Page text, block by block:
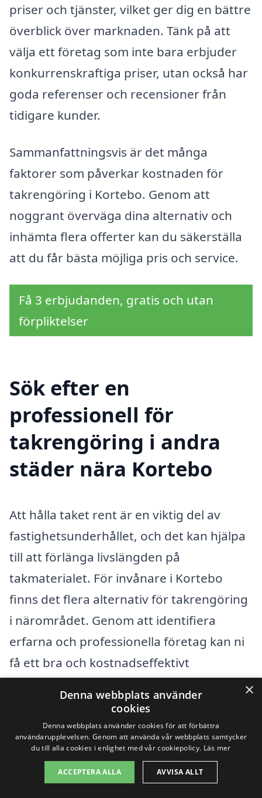
priser och tjänster, vilket ger dig en bättre
överblick över marknaden. Tänk på att
välja ett företag som inte bara erbjuder
konkurrenskraftiga priser, utan också har
goda referenser och recensioner från
tidigare kunder.
Sammanfattningsvis är det många
faktorer som påverkar kostnaden för
takrengöring i Kortebo. Genom att
noggrant överväga dina alternativ och
inhämta flera offerter kan du säkerställa
att du får bästa möjliga pris och service.
Få 3 erbjudanden, gratis och utan
förpliktelser
Sök efter en
professionell för
takrengöring i andra
städer nära Kortebo
Att hålla taket rent är en viktig del av
fastighetsunderhållet, och det kan hjälpa
till att förlänga livslängden på
takmaterialet. För invånare i Kortebo
finns det flera alternativ för takrengöring
i närområdet. Genom att identifiera
erfarna och professionella företag kan ni
få ett bra och kostnadseffektivt
erbjudande för just era behov.
När ni söker efter takrengöring i Kortebo
kan det vara användbart att även kolla in
närliggande städer. Här är några exempel
på städer där ni kan hitta professionella
×
Denna webbplats använder
cookies
Denna webbplats använder cookies för att förbättra
användarupplevelsen. Genom att använda vår webbplats samtycker
du till alla cookies i enlighet med vår cookiepolicy. Läs mer
ACCEPTERA ALLA AVVISA ALLT